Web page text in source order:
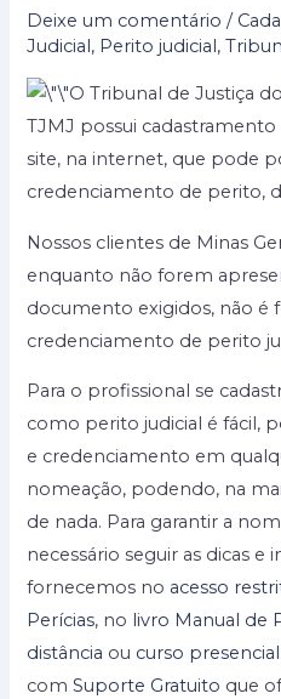
Deixe um comentário /
Judicial, Perito judicial,
O Tribunal de Justiça
TJMJ possui
site, na internet, que pode
credenciamento de perito,
Nossos clientes de Minas
enquanto não forem
documento exigidos, não é
credenciamento de perito
Para o profissional se
como perito judicial é fácil,
e credenciamento em
nomeação, podendo, na
de nada. Para garantir a
necessário seguir as dicas e
fornecemos no acesso
Perícias, no livro Manual de
distância ou curso presencial
comSuporte Gratuito que